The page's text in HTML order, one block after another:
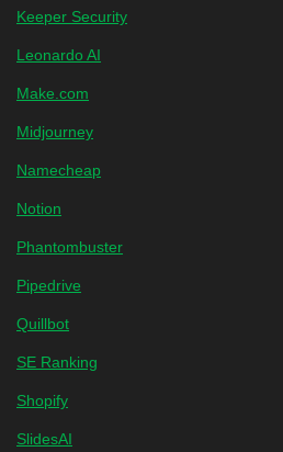
Keeper Security
Leonardo AI
Make.com
Midjourney
Namecheap
Notion
Phantombuster
Pipedrive
Quillbot
SE Ranking
Shopify
SlidesAI